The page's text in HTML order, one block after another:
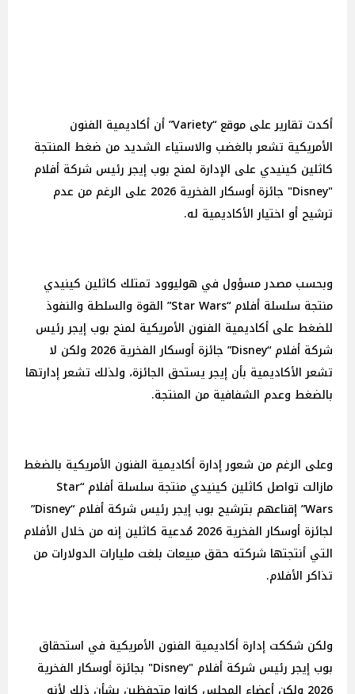
أكدت تقارير على موقع “Variety” أن أكاديمية الفنون
الأمريكية تشعر بالغضب والاستياء الشديد من ضغط المنتجة
كاثلين كينيدي على الإدارة لمنح بوب إيجر رئيس شركة أفلام
"Disney" جائزة أوسكار الفخرية 2026 على الرغم من عدم
ترشيح أو اختيار الأكاديمية له.
وبحسب مصدر مسؤول في هوليوود تمتلك كاثلين كينيدي
منتجة سلسلة أفلام “Star Wars” القوة والسلطة والنفوذ
للضغط على أكاديمية الفنون الأمريكية لمنح بوب إيجر رئيس
شركة أفلام “Disney” جائزة أوسكار الفخرية 2026 ولكن لا
تشعر الأكاديمية بأن إيجر يستحق الجائزة، ولذلك تشعر إدارتها
بالضغط وعدم الشفافية من المنتجة.
وعلى الرغم من شعور إدارة أكاديمية الفنون الأمريكية بالضغط
مازالت تواصل كاثلين كينيدي منتجة سلسلة أفلام “Star
Wars” إقناعهم بترشيح بوب إيجر رئيس شركة أفلام “Disney”
لجائزة أوسكار الفخرية 2026 مُدعية كاثلين إنه من خلال الأفلام
التي أنتجتها شركته حقق مبيعات بلغت مليارات الدولارات من
تذاكر الأفلام.
ولكن شككت إدارة أكاديمية الفنون الأمريكية في استحقاق
بوب إيجر رئيس شركة أفلام "Disney" بجائزة أوسكار الفخرية